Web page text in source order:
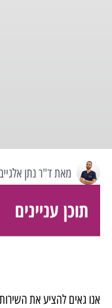
מאת ד"ר נתן אלגייב
תוכן עניינים
אנו גאים להציע את